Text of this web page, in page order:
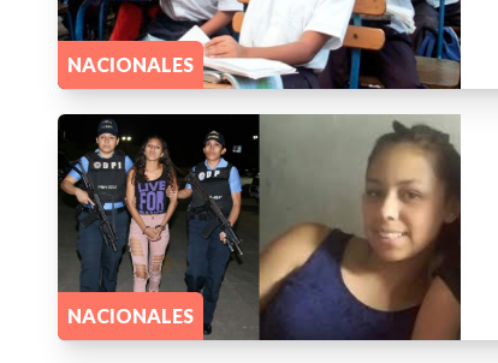
NACIONALES
NACIONALES